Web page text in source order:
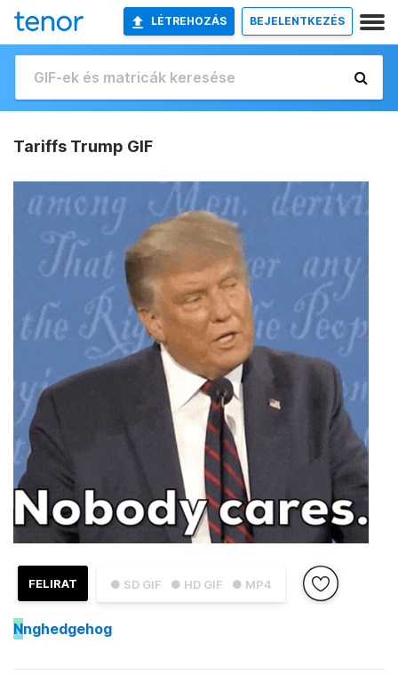
LÉTREHOZÁS BEJELENTKEZÉS
Tariffs Trump GIF
● SD GIF ● HD GIF ● MP4
FELIRAT
Nnghedgehog